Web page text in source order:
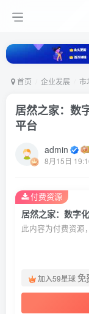
首页 企业发展 市
居然之家：数
平台
admin
8月15日
居然之家：数字
此内容为付费资源
加入59星球免
付费资源